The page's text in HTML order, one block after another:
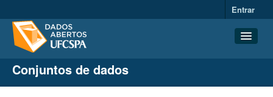
Entrar
Conjuntos de dados
Organizações
Conjuntos de dados